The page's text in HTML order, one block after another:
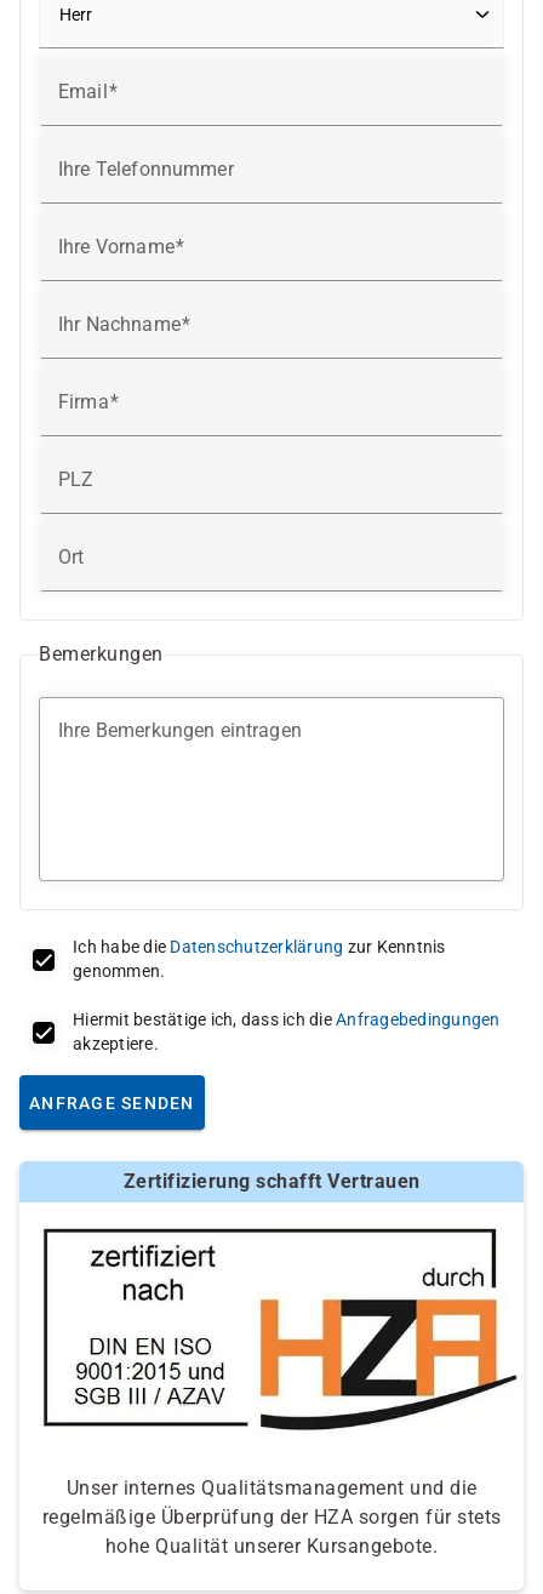
Email
Ihre Telefonnummer
Ihre Vorname
Ihr Nachname
Firma
PLZ
Ort
Bemerkungen
Ihre Bemerkungen eintragen
Ich habe die Datenschutzerklärung zur Kenntnis
genommen.
Hiermit bestätige ich, dass ich dieAnfragebedingungen
akzeptiere.
ANFRAGE SENDEN
Zertifizierung schafft Vertrauen
Unser internes Qualitätsmanagement und die
regelmäßige Überprüfung der HZA sorgen für stets
hohe Qualität unserer Kursangebote.